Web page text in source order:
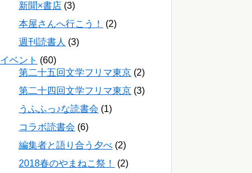
新聞×書店 (3)
本屋さんへ行こう！
(2)
週刊読書人 (3)
イベント (60)
第二十五回文学フリマ東京 (2)
第二十四回文学フリマ東京 (3)
うふふっ♪な読書会 (1)
コラボ読書会 (6)
編集者と語り合う夕べ (2)
2018春のやまねこ祭！
(2)